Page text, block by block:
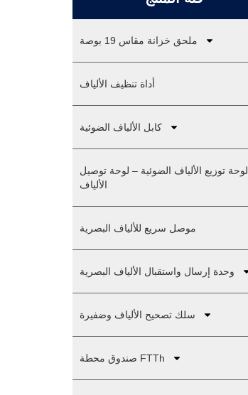
ملحق خزانة مقاس 19 بوصة
أداة تنظيف الألياف
كابل الألياف الضوئية
لوحة توزيع الألياف الضوئية – لوحة توصيل
الألياف
موصل سريع للألياف البصرية
وحدة إرسال واستقبال الألياف البصرية
سلك تصحيح الألياف وضفيرة
صندوق محطة FTTh